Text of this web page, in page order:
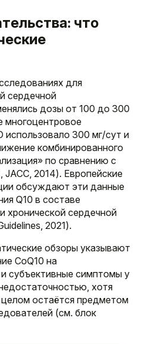
что
для
сердечной
дозы от 100 до 300
многоцентровое
использовало 300 мг/сут и
комбинированного
по сравнению с
2014). Европейские
обсуждают эти данные
Q10 в составе
хронической сердечной
2021).
обзоры указывают
CoQ10 на
субъективные симптомы у
хотя
остаётся предметом
(см. блок